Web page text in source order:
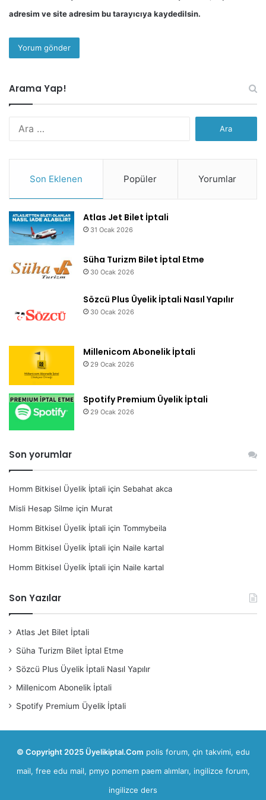
adresim ve site adresim bu tarayıcıya kaydedilsin.
Arama Yap!
Son Eklenen Popüler Yorumlar
Atlas Jet Bilet İptali
31 Ocak 2026
Süha Turizm Bilet İptal Etme
30 Ocak 2026
Sözcü Plus Üyelik İptali Nasıl Yapılır
30 Ocak 2026
Millenicom Abonelik İptali
29 Ocak 2026
Spotify Premium Üyelik İptali
29 Ocak 2026
Son yorumlar
Homm Bitkisel Üyelik İptali için Sebahat akca
Misli Hesap Silme için Murat
Homm Bitkisel Üyelik İptali için Tommybeila
Homm Bitkisel Üyelik İptali için Naile kartal
Homm Bitkisel Üyelik İptali için Naile kartal
Son Yazılar
Atlas Jet Bilet İptali
Süha Turizm Bilet İptal Etme
Sözcü Plus Üyelik İptali Nasıl Yapılır
Millenicom Abonelik İptali
Spotify Premium Üyelik İptali
© Copyright 2025 Üyelikiptal.Com polis forum, çin takvimi, edu
mail, free edu mail, pmyo pomem paem alımları, ingilizce forum,
ingilizce ders